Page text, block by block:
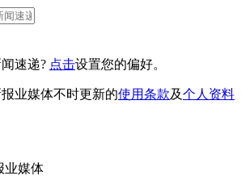
速递? 点击设置您的偏好。
业媒体不时更新的使用条款及个人资料
业媒体